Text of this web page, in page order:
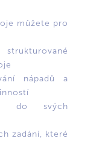
můžete pro
nápadů a
do svých
zadání, které